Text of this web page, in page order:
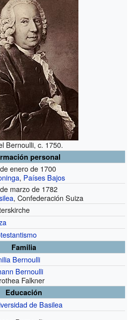
Bernoulli, c. 1750.
personal
enero de 1700
, Países Bajos
marzo de 1782
, Confederación Suiza
Familia
Bernoulli
Bernoulli
Falkner
Educación
de Basilea